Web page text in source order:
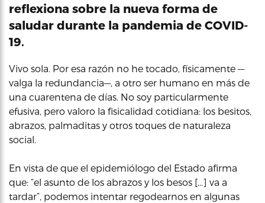
reflexiona sobre la nueva forma de
saludar durante la pandemia de COVID-
19.
Vivo sola. Por esa razón no he tocado, físicamente —
valga la redundancia—, a otro ser humano en más de
una cuarentena de días. No soy particularmente
efusiva, pero valoro la fisicalidad cotidiana: los besitos,
abrazos, palmaditas y otros toques de naturaleza
social.
En vista de que el epidemiólogo del Estado afirma
que: “el asunto de los abrazos y los besos […] va a
tardar”, podemos intentar regodearnos en algunas